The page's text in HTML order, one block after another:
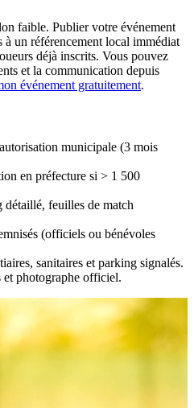
faible. Publier votre événement
à un référencement local immédiat
déjà inscrits. Vous pouvez
et la communication depuis
événement gratuitement.
municipale (3 mois
en préfecture si > 1 500
feuilles de match
(officiels ou bénévoles
sanitaires et parking signalés.
et photographe officiel.